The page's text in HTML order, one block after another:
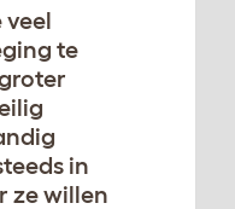
veel
te
in
ze willen